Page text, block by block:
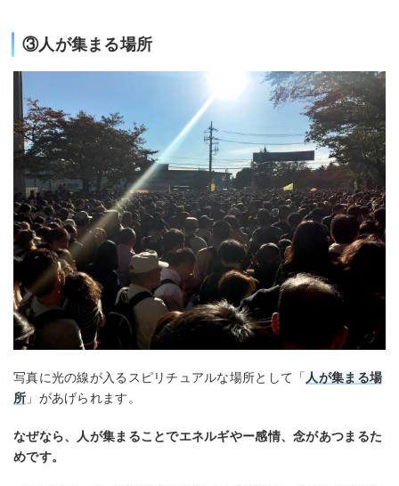
③人が集まる場所
写真に光の線が入るスピリチュアルな場所として「 人が集まる場
所 」があげられます。
なぜなら、人が集まることでエネルギやー感情、念があつまるた
めです。